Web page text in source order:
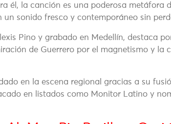
él, la canción es una poderosa metáfora
un sonido fresco y contemporáneo sin
Pino y grabado en Medellín, destaca
de Guerrero por el magnetismo y la
en la escena regional gracias a su
en listados como Monitor Latino y